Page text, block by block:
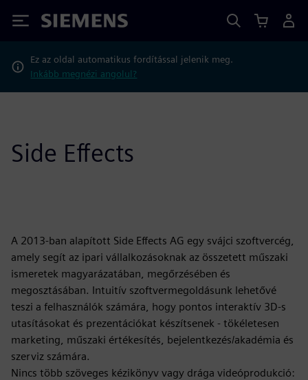
Siemens
Ez az oldal automatikus fordítással jelenik meg.
Inkább megnézi angolul?
Side Effects
A 2013-ban alapított Side Effects AG egy svájci szoftvercég,
amely segít az ipari vállalkozásoknak az összetett műszaki
ismeretek magyarázatában, megőrzésében és
megosztásában. Intuitív szoftvermegoldásunk lehetővé
teszi a felhasználók számára, hogy pontos interaktív 3D-s
utasításokat és prezentációkat készítsenek - tökéletesen
marketing, műszaki értékesítés, bejelentkezés/akadémia és
szerviz számára.
Nincs több szöveges kézikönyv vagy drága videóprodukció: